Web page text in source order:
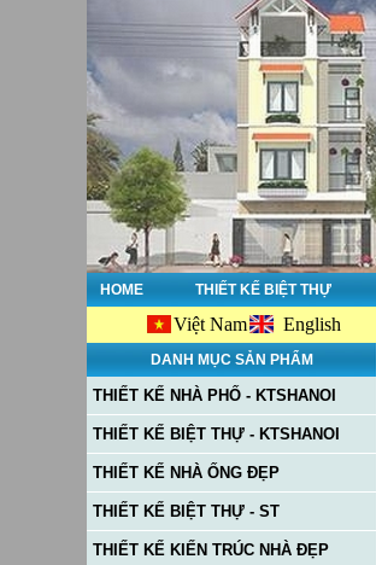
HOME THIẾT KẾ BIỆT THỰ
Việt Nam English
DANH MỤC SẢN PHẨM
THIẾT KẾ NHÀ PHỐ - KTSHANOI
THIẾT KẾ BIỆT THỰ - KTSHANOI
THIẾT KẾ NHÀ ỐNG ĐẸP
THIẾT KẾ BIỆT THỰ - ST
THIẾT KẾ KIẾN TRÚC NHÀ ĐẸP